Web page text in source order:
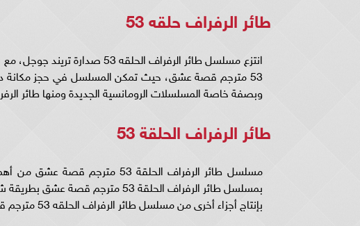
طائر الرفراف حلقه 53
انتزع مسلسل طائر الرفراف
53 مترجم قصة عشق، حيث تمكن المسلسل في حجز مكانة
وبصفة خاصة المسلسلات الرومانسية الجديدة ومنها طائر الرفراف
طائر الرفراف الحلقة 53
مسلسل طائر الرفراف الحلقة 53
بمسلسل طائر الرفراف الحلقة 53
بإنتاج أجزاء أخرى من مسلسل طائر الرفراف الحلقه 53 مترجم قصة عشق.